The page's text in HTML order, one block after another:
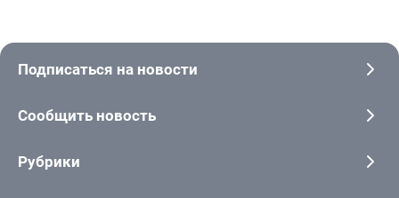
Подписаться на новости
Сообщить новость
Рубрики